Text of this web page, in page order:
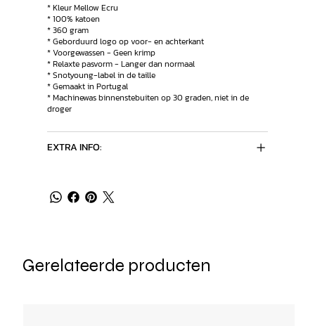
* Kleur Mellow Ecru
* 100% katoen
* 360 gram
* Geborduurd logo op voor- en achterkant
* Voorgewassen - Geen krimp
* Relaxte pasvorm - Langer dan normaal
* Snotyoung-label in de taille
* Gemaakt in Portugal
* Machinewas binnenstebuiten op 30 graden, niet in de
droger
EXTRA INFO:
Gerelateerde producten